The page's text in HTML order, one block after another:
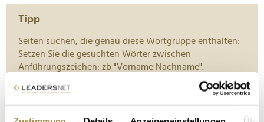
Tipp
Seiten suchen, die genau diese Wortgruppe enthalten:
Setzen Sie die gesuchten Wörter zwischen
Anführungszeichen: zb "Vorname Nachname".
KBV-Chef Gassen rät zu gelockerter Attestpflicht